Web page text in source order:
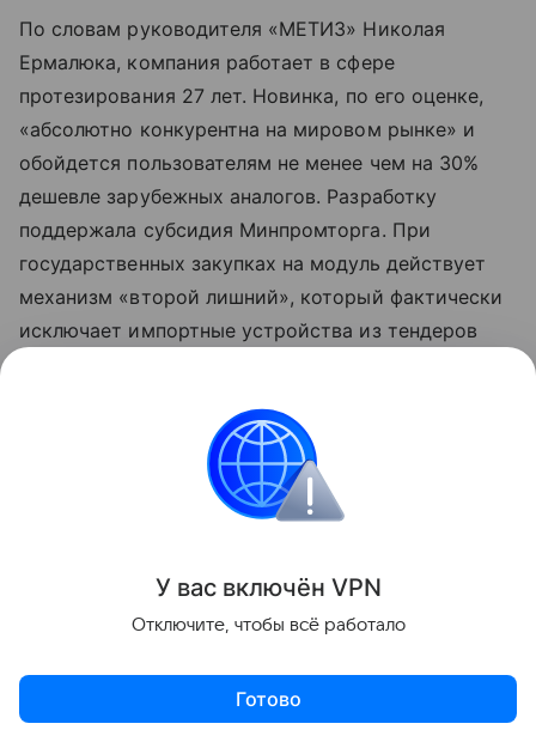
По словам руководителя «МЕТИЗ» Николая
Ермалюка, компания работает в сфере
протезирования 27 лет. Новинка, по его оценке,
«абсолютно конкурентна на мировом рынке» и
обойдется пользователям не менее чем на 30%
дешевле зарубежных аналогов. Разработку
поддержала субсидия Минпромторга. При
государственных закупках на модуль действует
механизм «второй лишний», который фактически
исключает импортные устройства из тендеров
У вас включён VPN
Отключите, чтобы всё работало
Готово